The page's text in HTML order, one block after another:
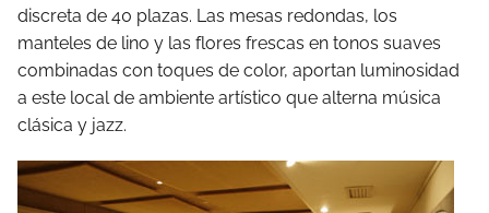
discreta de 40 plazas. Las mesas redondas, los
manteles de lino y las flores frescas en tonos suaves
combinadas con toques de color, aportan luminosidad
a este local de ambiente artístico que alterna música
clásica y jazz.